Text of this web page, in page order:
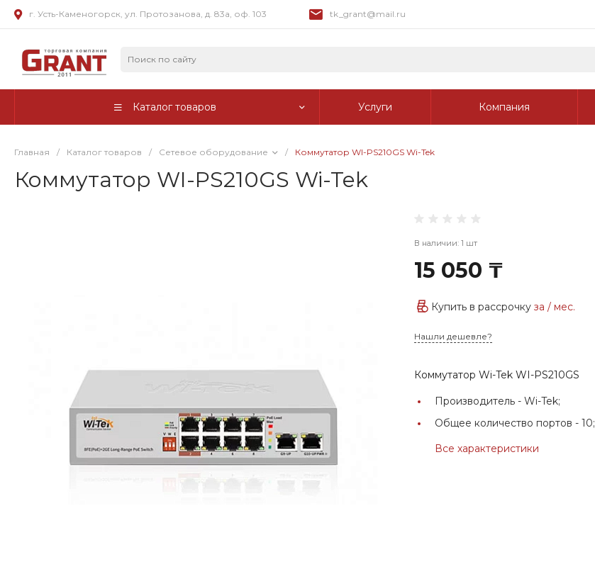
г. Усть-Каменогорск, ул. Протозанова, д. 83а, оф. 103 tk_grant@mail.ru
Каталог товаров Услуги Компания
Главная / Каталог товаров / Сетевое оборудование / Коммутатор WI-PS210GS Wi-Tek
Коммутатор WI-PS210GS Wi-Tek
В наличии: 1 шт
15 050 ₸
Купить в рассрочкуза/ мес.
Нашли дешевле?
Коммутатор Wi-Tek WI-PS210GS
Производитель -Wi-Tek;
Общее количество портов -10;
Все характеристики